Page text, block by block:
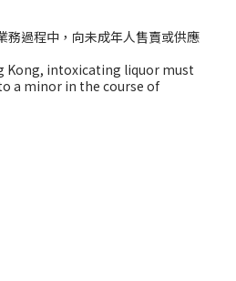
務過程中，向未成年人售賣或供應
Kong, intoxicating liquor must
a minor in the course of